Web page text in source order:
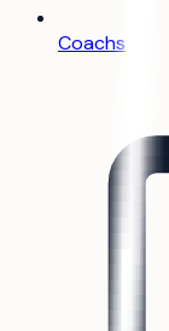
Coachs